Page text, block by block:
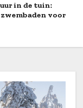
in de tuin:
voor